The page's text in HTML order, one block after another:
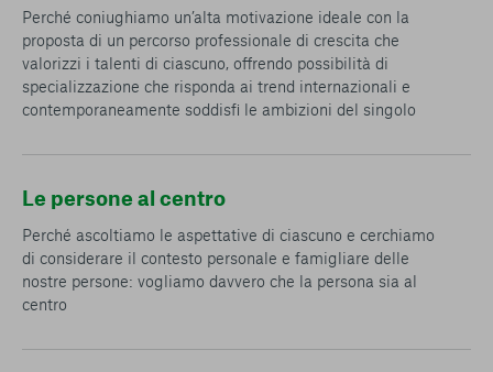
Perché coniughiamo un’alta motivazione ideale con la
proposta di un percorso professionale di crescita che
valorizzi i talenti di ciascuno, offrendo possibilità di
specializzazione che risponda ai trend internazionali e
contemporaneamente soddisfi le ambizioni del singolo
Le persone al centro
Perché ascoltiamo le aspettative di ciascuno e cerchiamo
di considerare il contesto personale e famigliare delle
nostre persone: vogliamo davvero che la persona sia al
centro